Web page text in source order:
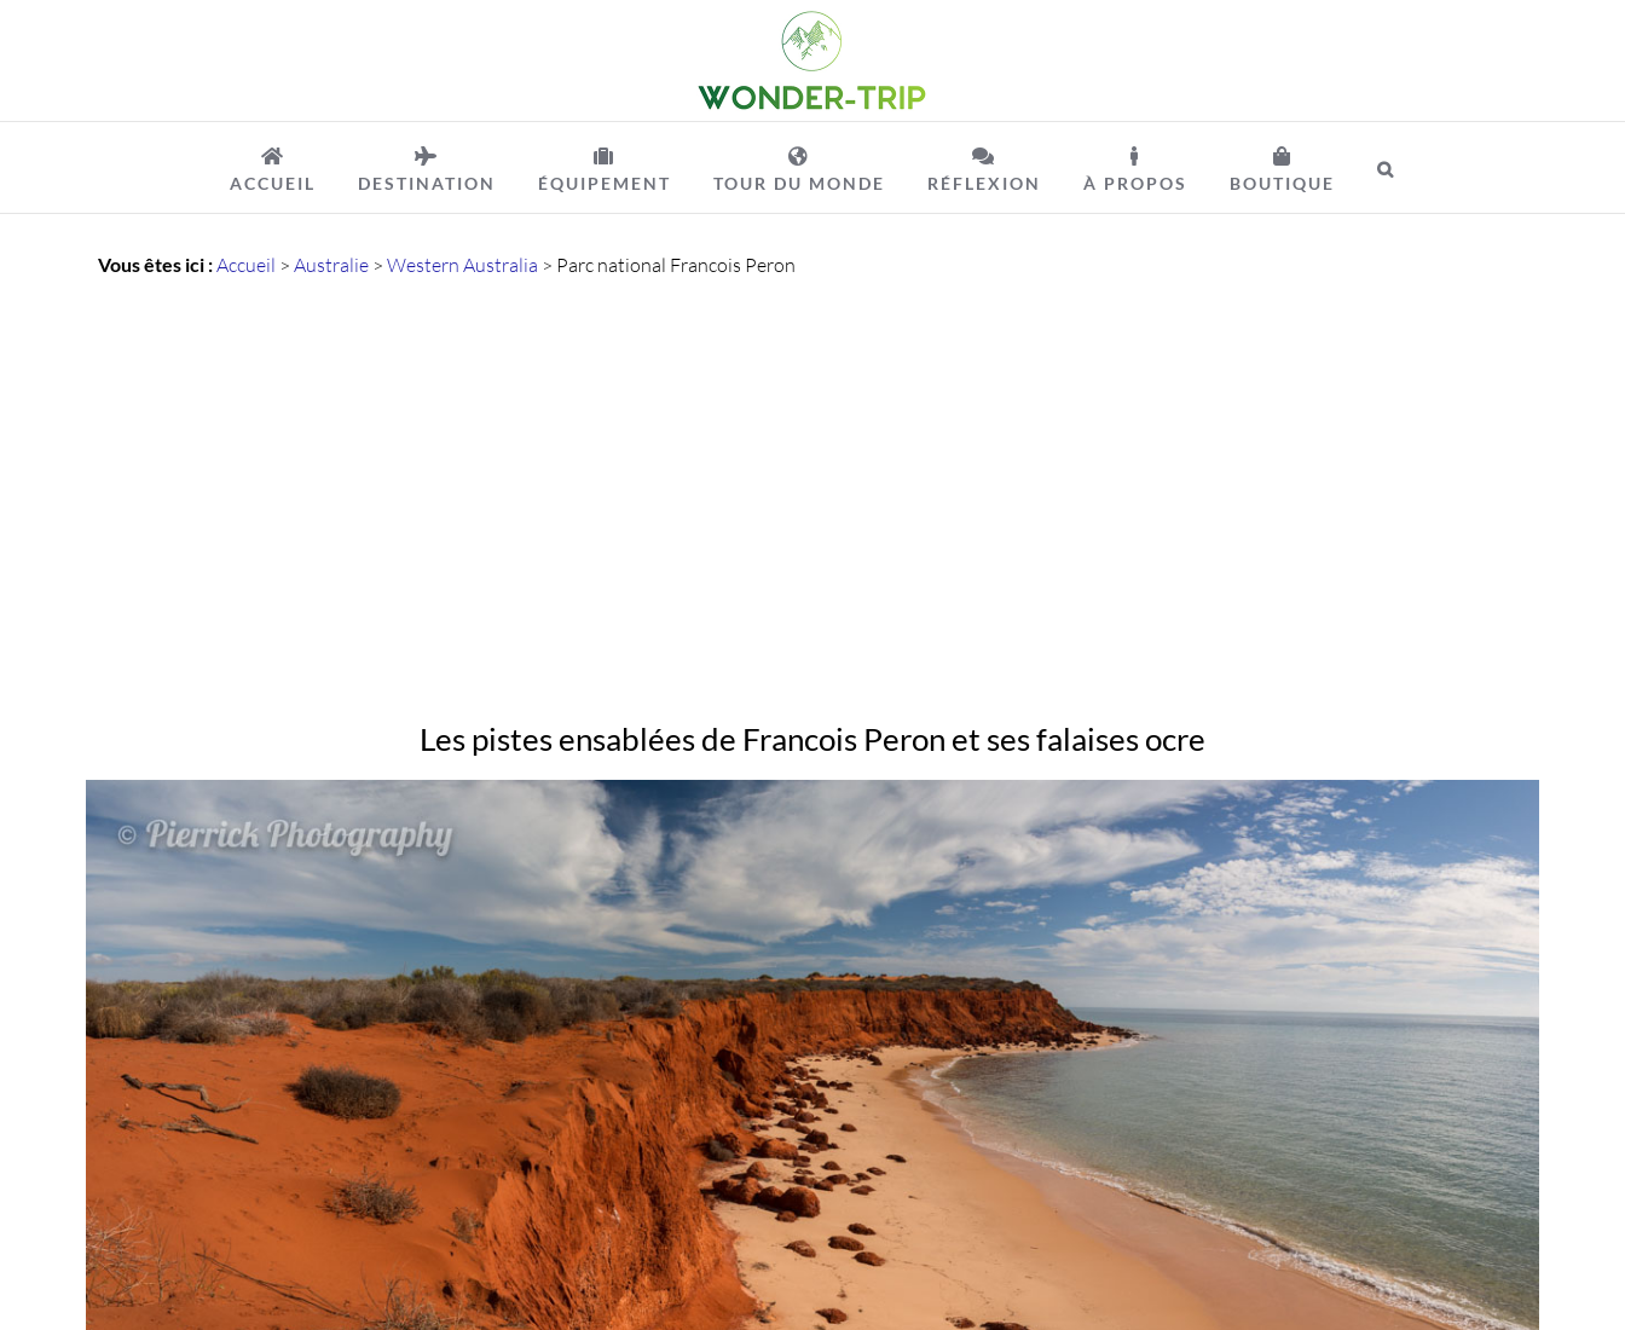
ACCUEIL DESTINATION ÉQUIPEMENT TOUR DU MONDE RÉFLEXION À PROPOS BOUTIQUE
Vous êtes ici :Accueil > Australie> Western Australia > Parc national Francois Peron
Les pistes ensablées de Francois Peron et ses falaises ocre